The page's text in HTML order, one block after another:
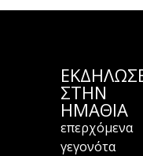
ΣΤΗΝ
ΗΜΑΘΊΑ
επερχόμενα
γεγονότα